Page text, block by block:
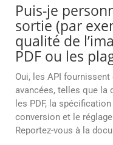
Puis-je
sortie (par
qualité de
PDF ou les
Oui, les API
avancées, telles que la
les PDF, la
conversion et le
Reportez-vous à la